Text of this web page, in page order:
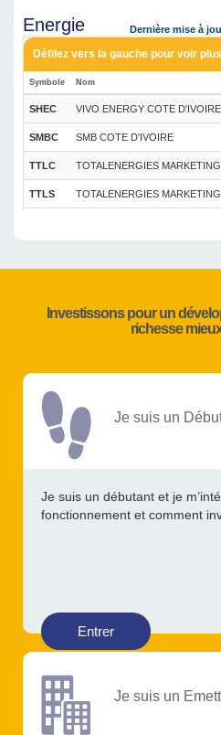
Energie Dernière mise à
Symbole Nom
SHEC VIVO ENERGY COTE D'IVOIRE
SMBC SMB COTE D'IVOIRE
TTLC TOTALENERGIES
TTLS TOTALENERGIES MARKETING
Investissons pour un
richesse
Je suis un
Je suis un débutant et je
fonctionnement et comment
Entrer
Je suis un